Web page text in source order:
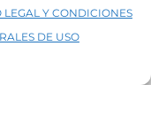
LEGAL Y CONDICIONES
DE USO
PRIMERACOMPRA
sitio web
derechos